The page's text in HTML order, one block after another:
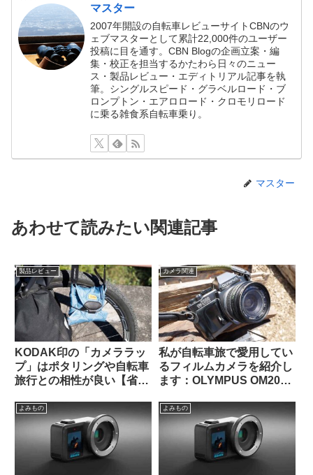
マスター
2007年開設の自転車レビューサイトCBNのウ
ェブマスターとして累計22,000件のユーザー
投稿に目を通す。CBN Blogの企画立案・編
集・校正を担当するかたわら日々のニュー
ス・製品レビュー・エディトリアル記事を執
筆。シングルスピード・グラベルロード・ブ
ロンプトン・エアロロード・クロモリロード
に乗る雑食系自転車乗り。
マスター
あわせて読みたい関連記事
製品レビュー
KODAK印の「カメララッ
プ」はポタリングや自転車
旅行との相性が良い【省ス
水】
カメラ関連
私が自転車旅で愛用してい
るフィルムカメラを紹介し
ます：OLYMPUS OM2000
F3.5
よみもの よみもの